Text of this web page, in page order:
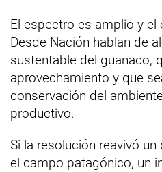
El espectro es amplio y
Desde Nación hablan de
sustentable del guanaco,
aprovechamiento y que
conservación del
productivo.
Si la resolución reavivó
el campo patagónico, un